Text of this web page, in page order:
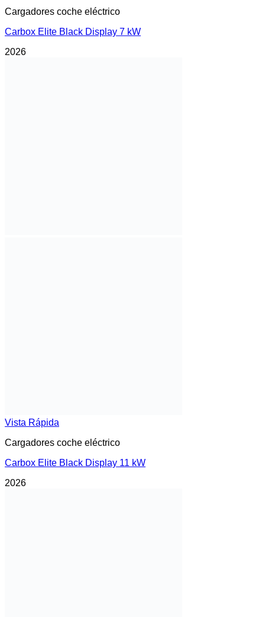
Cargadores coche eléctrico
Carbox Elite Black Display 7 kW
2026
Vista Rápida
Cargadores coche eléctrico
Carbox Elite Black Display 11 kW
2026